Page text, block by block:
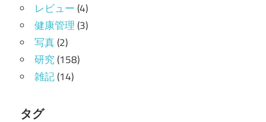
レビュー(4)
健康管理(3)
写真(2)
研究(158)
雑記(14)
タグ